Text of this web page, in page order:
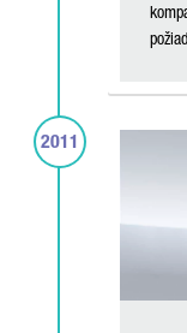
2011